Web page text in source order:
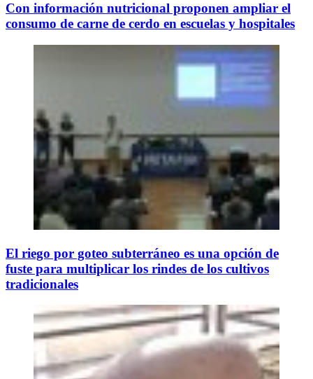
Con información nutricional proponen ampliar el
consumo de carne de cerdo en escuelas y hospitales
El riego por goteo subterráneo es una opción de
fuste para multiplicar los rindes de los cultivos
tradicionales